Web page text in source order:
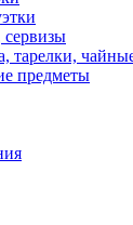
тарелки,
предметы